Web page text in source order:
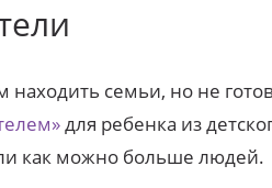
находить семьи, но не
для ребенка из
как можно больше людей.